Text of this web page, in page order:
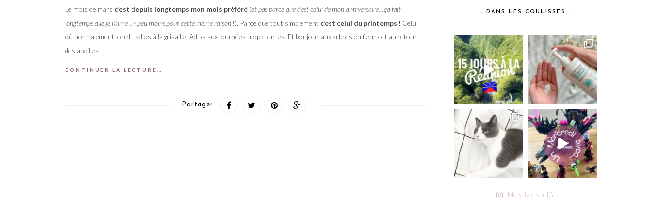
Le mois de mars c’est depuis longtemps mon mois préféré (et pas parce que c’est celui de mon anniversaire…ça fait
longtemps que je l’aime un peu moins pour cette même raison !). Parce que tout simplement c’est celui du printemps ! Celui
où normalement, on dit adios à la grisaille. Adios aux journées trop courtes. Et bonjour aux arbres en fleurs et au retour
des abeilles.
CONTINUER LA LECTURE…
Partager:
– DANS LES COULISSES –
Me suivre sur IG !